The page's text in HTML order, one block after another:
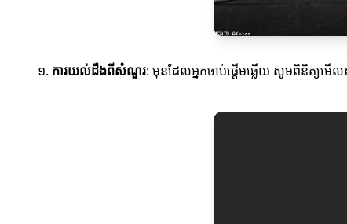
១. ការយល់ដឹងពីសំណួរ: មុនដែលអ្នកចាប់ផ្តើមឆ្លើយ សូមពិនិត្យម